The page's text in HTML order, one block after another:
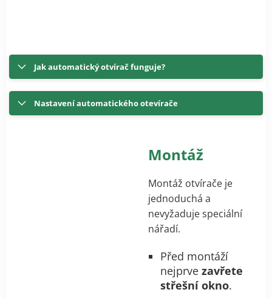
Jak automatický otvírač funguje?
Nastavení automatického otevírače
Montáž
Montáž otvírače je
jednoduchá a
nevyžaduje speciální
nářadí.
Před montáží
nejprve zavřete
střešní okno.